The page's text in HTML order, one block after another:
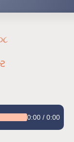
0:00/ 0:00